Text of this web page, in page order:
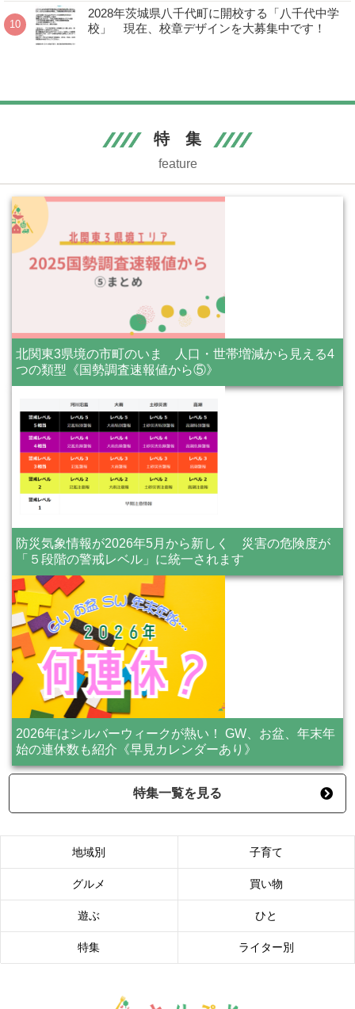
2028年茨城県八千代町に開校する「八千代中学
校」 現在、校章デザインを大募集中です！
特 集
feature
北関東3県境の市町のいま 人口・世帯増減から見える4
つの類型《国勢調査速報値から⑤》
防災気象情報が2026年5月から新しく 災害の危険度が
「５段階の警戒レベル」に統一されます
2026年はシルバーウィークが熱い！ GW、お盆、年末年
始の連休数も紹介《早見カレンダーあり》
特集一覧を見る
地域別 子育て
グルメ 買い物
遊ぶ ひと
特集 ライター別